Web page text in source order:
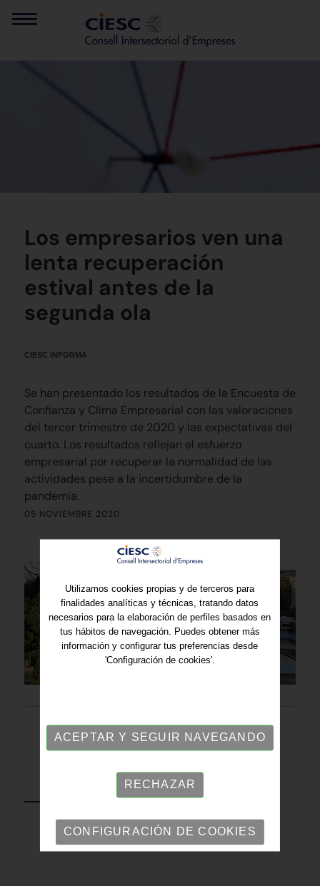
Los empresarios ven una
lenta recuperación
estival antes de la
segunda ola
CIESC INFORMA
Se han presentado los resultados de la Encuesta de
Confianza y Clima Empresarial con las valoraciones
del tercer trimestre de 2020 y las expectativas del
cuarto. Los resultados reflejan el esfuerzo
empresarial por recuperar la normalidad de las
actividades pese a la incertidumbre de la
pandemia.
05 NOVIEMBRE 2020
VOLVER
Utilizamos cookies propias y de terceros para
finalidades analíticas y técnicas, tratando datos
necesarios para la elaboración de perfiles basados en
tus hábitos de navegación. Puedes obtener más
información y configurar tus preferencias desde
'Configuración de cookies'.
ACEPTAR Y SEGUIR NAVEGANDO
RECHAZAR
CONFIGURACIÓN DE COOKIES